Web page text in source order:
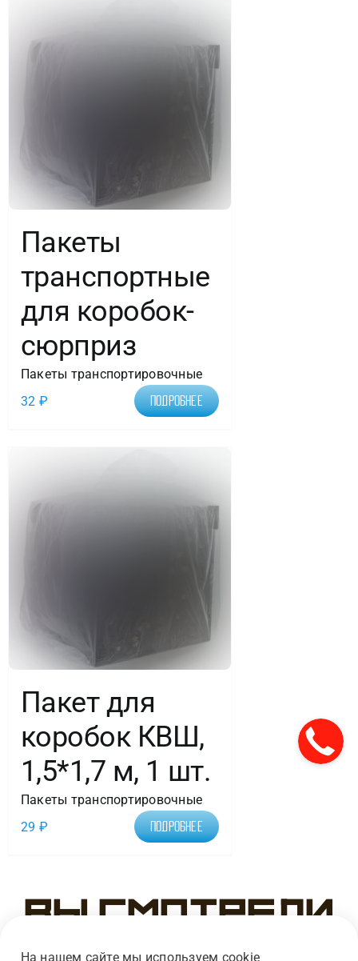
Пакеты
транспортные
для коробок-
сюрприз
Пакеты транспортировочные
32 ₽ Подробнее
Пакет для
коробок КВШ,
1,5*1,7 м, 1 шт.
Пакеты транспортировочные
29 ₽ Подробнее
Вы смотрели
На нашем сайте мы используем cookie